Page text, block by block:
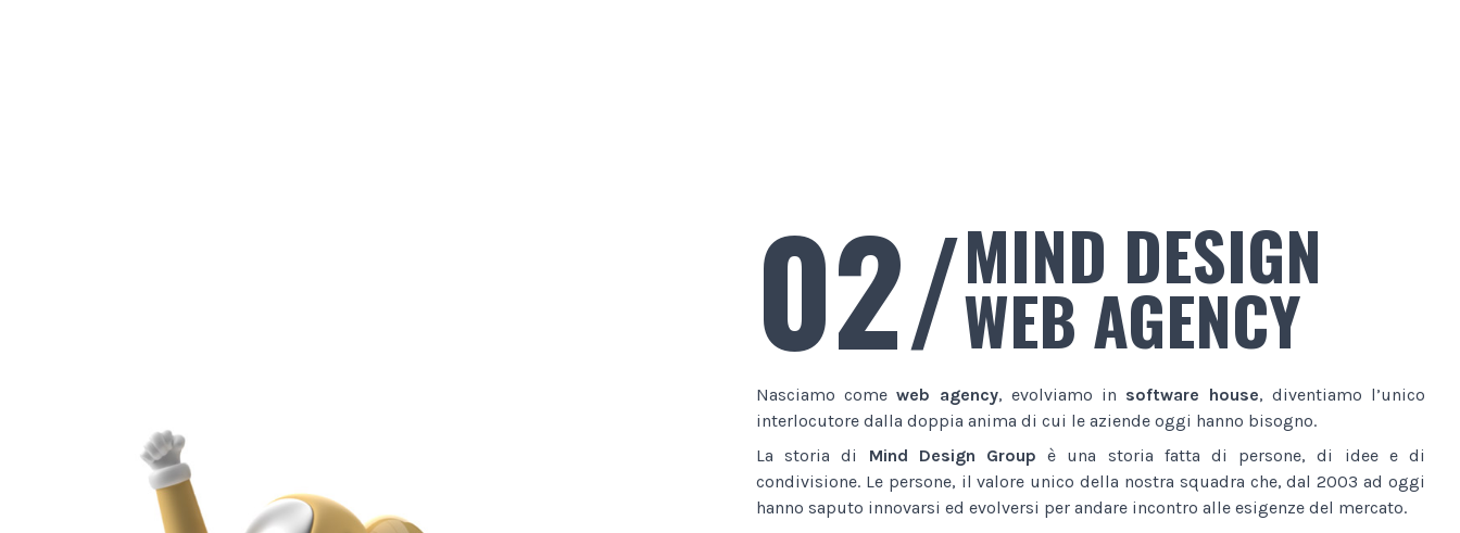
02/MIND DESIGN
WEB AGENCY
Nasciamo comeweb agency, evolviamo in software house, diventiamo l’unico
interlocutore dalla doppia anima di cui le aziende oggi hanno bisogno.
La storia di Mind Design Group è una storia fatta di persone, di idee e di
condivisione. Le persone, il valore unico della nostra squadra che, dal 2003 ad oggi
hanno saputo innovarsi ed evolversi per andare incontro alle esigenze del mercato.